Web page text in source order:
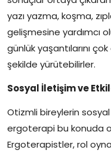
yazı yazma, koşma,
gelişmesine yardımcı
günlük yaşantılarını
şekilde yürütebilirler.
Sosyal İletişim ve
Otizmli bireylerin
ergoterapi bu konuda
Ergoterapistler, rol